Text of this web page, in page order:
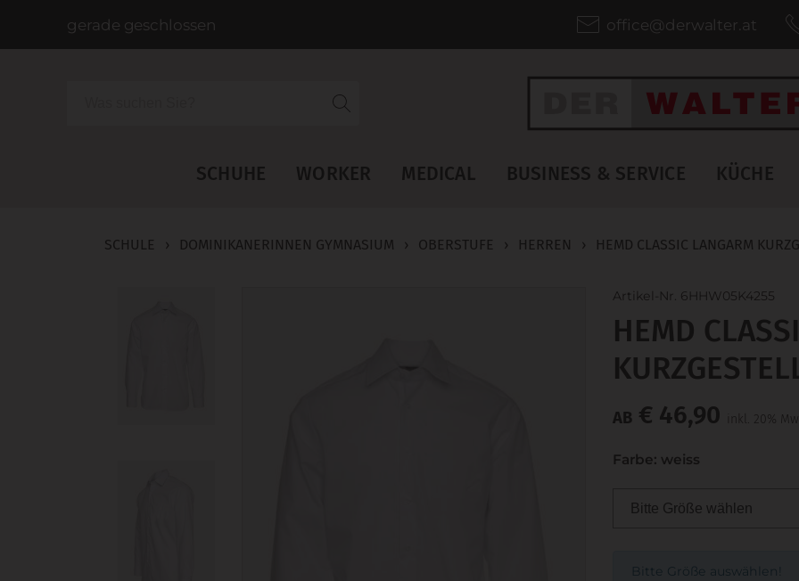
gerade geschlossen office@derwalter.at
SCHUHE WORKER MEDICAL BUSINESS & SERVICE KÜCHE
SCHULE › DOMINIKANERINNEN GYMNASIUM › OBERSTUFE › HERREN › HEMD CLASSIC LANGARM
Artikel-Nr. 6HHW05K4255
HEMD
AB € 46,90 inkl. 20%
Farbe: weiss
Bitte Größe auswählen!